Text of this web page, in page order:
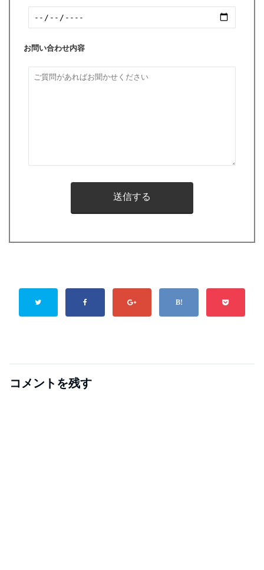
お問い合わせ内容
コメントを残す